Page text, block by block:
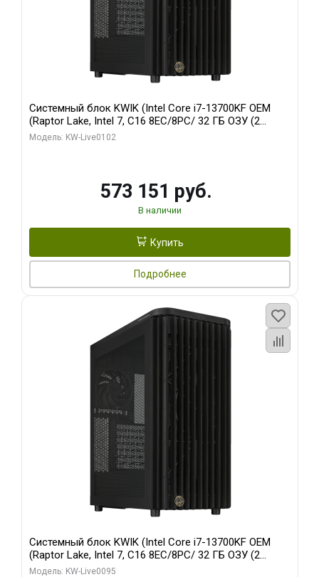
Системный блок KWIK (Intel Core i7-13700KF OEM
(Raptor Lake, Intel 7, C16 8EC/8PC/ 32 ГБ ОЗУ (2
модуля)/ Afox RTX4090 24GB GDDR6X 384-Bit 3xDP
Модель: KW-Live0102
573 151 руб.
В наличии
Купить
Подробнее
Системный блок KWIK (Intel Core i7-13700KF OEM
(Raptor Lake, Intel 7, C16 8EC/8PC/ 32 ГБ ОЗУ (2
модуля)/ Afox RTX4090 24GB GDDR6X 384-Bit 3xDP
Модель: KW-Live0095